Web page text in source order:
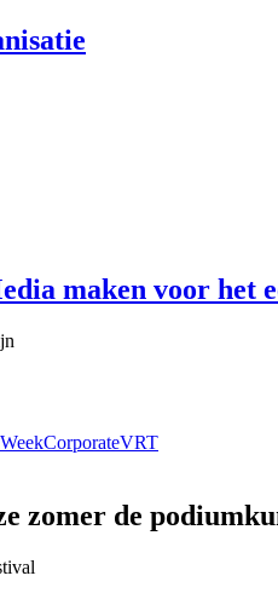
maken voor het
CorporateVRT
zomer de